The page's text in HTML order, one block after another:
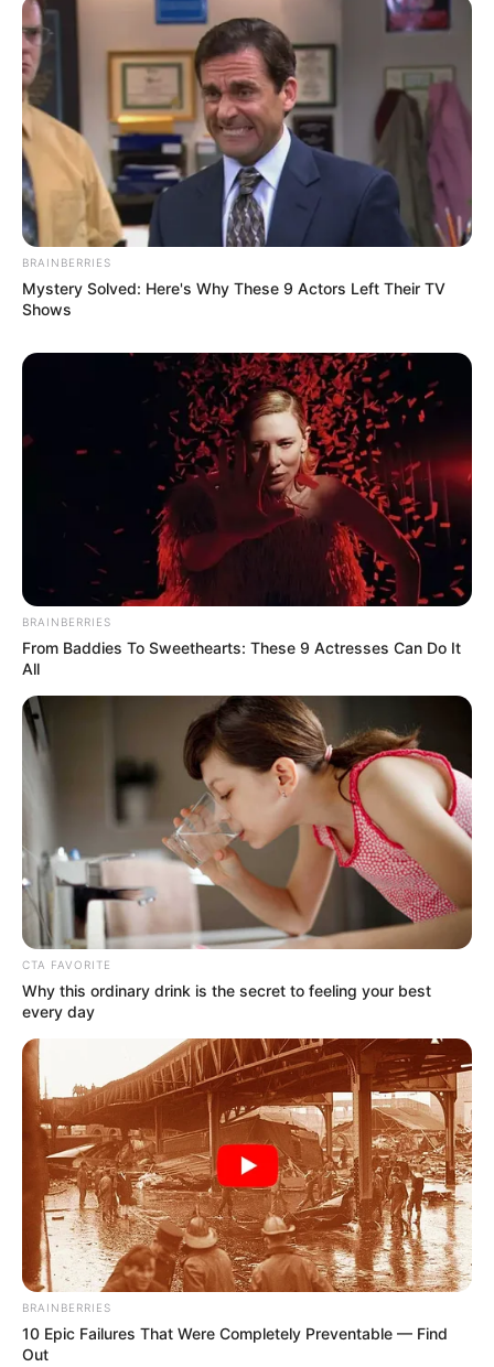
πλευρές, 90 λεπτά από Χαλκίδα
Ακολουθήστε το evianews.com στο
Google
News
ΤΑ ΠΙΟ ΔΗΜΟΦΙΛΗ
BRAINBERRIES
Mystery Solved: Here's Why These 9 Actors Left Their TV
Shows
BRAINBERRIES
From Baddies To Sweethearts: These 9 Actresses Can Do It
All
CTA FAVORITE
Why this ordinary drink is the secret to feeling your best
every day
BRAINBERRIES
10 Epic Failures That Were Completely Preventable — Find
Out